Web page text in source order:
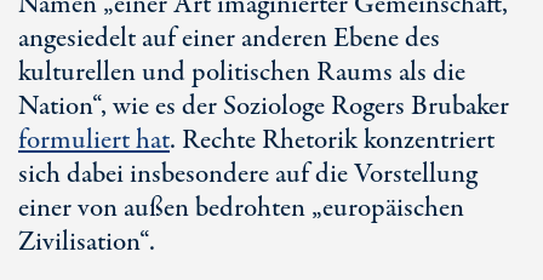
angesiedelt auf einer anderen Ebene des
kulturellen und politischen Raums als die
Nation“, wie es der Soziologe Rogers Brubaker
formuliert hat. Rechte Rhetorik konzentriert
sich dabei insbesondere auf die Vorstellung
einer von außen bedrohten „europäischen
Zivilisation“.